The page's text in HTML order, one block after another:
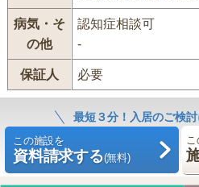
病気・そ
の他
認知症相談可
-
保証人 必要
最短３分！入居のご検
この施設を
資料請求する(無料)
こ